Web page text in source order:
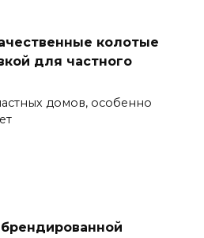
колотые
для частного
домов, особенно